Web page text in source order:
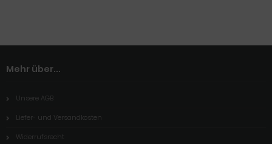
Mehr über...
Unsere AGB
Liefer- und Versandkosten
Widerrufsrecht